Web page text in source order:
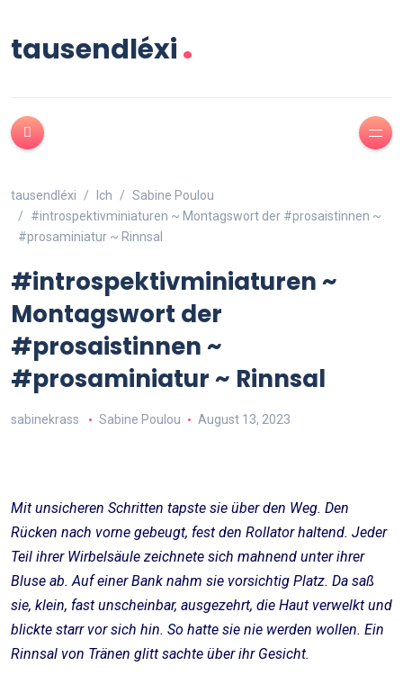
tausendléxi.
tausendléxi Ich
Sabine Poulou
#introspektivminiaturen ~ Montagswort der #prosaistinnen ~
#prosaminiatur ~ Rinnsal
#introspektivminiaturen ~
Montagswort der
#prosaistinnen ~
#prosaminiatur ~ Rinnsal
sabinekrass Sabine Poulou August 13, 2023
Mit unsicheren Schritten tapste sie über den Weg. Den
Rücken nach vorne gebeugt, fest den Rollator haltend. Jeder
Teil ihrer Wirbelsäule zeichnete sich mahnend unter ihrer
Bluse ab. Auf einer Bank nahm sie vorsichtig Platz. Da saß
sie, klein, fast unscheinbar, ausgezehrt, die Haut verwelkt und
blickte starr vor sich hin. So hatte sie nie werden wollen. Ein
Rinnsal von Tränen glitt sachte über ihr Gesicht.